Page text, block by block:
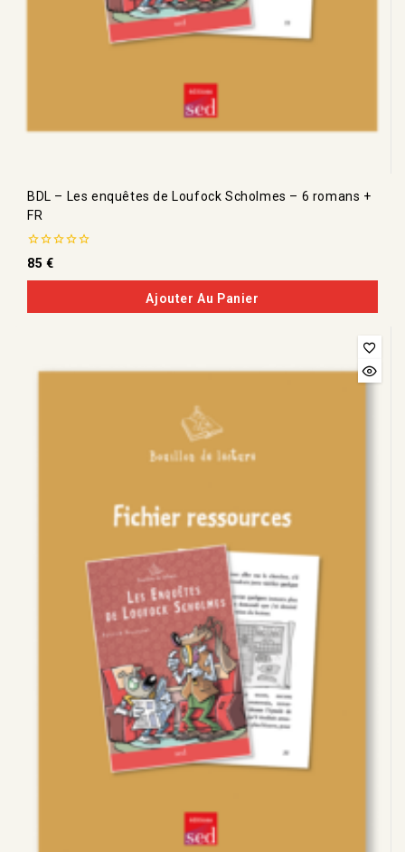
BDL – Les enquêtes de Loufock Scholmes – 6 romans +
FR
0
de
5
85 €
Ajouter Au Panier